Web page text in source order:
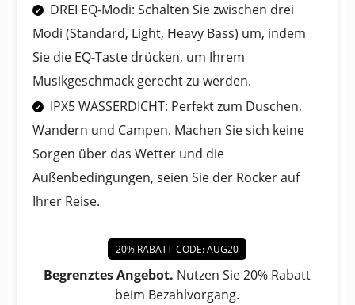
DREI EQ-Modi: Schalten Sie zwischen drei
Modi (Standard, Light, Heavy Bass) um, indem
Sie die EQ-Taste drücken, um Ihrem
Musikgeschmack gerecht zu werden.
IPX5 WASSERDICHT: Perfekt zum Duschen,
Wandern und Campen. Machen Sie sich keine
Sorgen über das Wetter und die
Außenbedingungen, seien Sie der Rocker auf
Ihrer Reise.
20% RABATT-CODE: AUG20
Begrenztes Angebot. Nutzen Sie 20% Rabatt
beim Bezahlvorgang.